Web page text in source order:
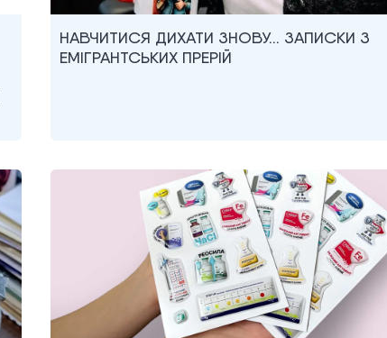
НАВЧИТИСЯ ДИХАТИ ЗНОВУ… ЗАПИСКИ З
ЕМІГРАНТСЬКИХ ПРЕРІЙ